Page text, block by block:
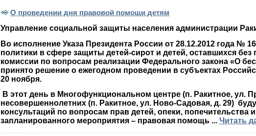
О проведении дня правовой помощи детям
Управление социальной защиты населения администрации
Во исполнение Указа Президента России от 28.12.2012 года №
политики в сфере защиты детей-сирот и детей, оставшихся
комиссии по вопросам реализации Федерального закона «О
принято решение о ежегодном проведении в субъектах
20 ноября.
В этот день в Многофункциональном центре (п. Ракитное, ул.
несовершеннолетних (п. Ракитное, ул. Ново-Садовая, д. 29)
консультаций по вопросам прав детей, опеки,
запланированного мероприятия – правовая помощь ... Читать